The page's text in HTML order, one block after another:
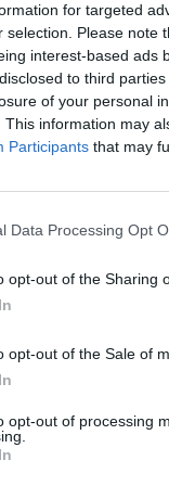
for targeted
selection. Please note
interest-based ads
to third
of your personal
This information may
Participants that may
Data Processing Opt
opt-out of the Sharing
opt-out of the Sale of
opt-out of processing
της
του
να
με τον
μου
για
και ποτέ
πει
η